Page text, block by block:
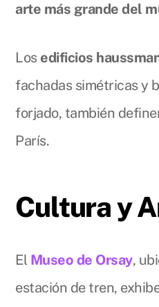
arte más grande del
Los edificios
fachadas simétricas y
forjado, también
París.
Cultura y
El Museo de Orsay,
estación de tren,